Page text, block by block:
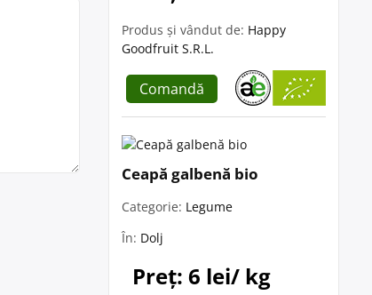
Produs și vândut de: Happy
Goodfruit S.R.L.
Comandă
Ceapă galbenă bio
Categorie: Legume
În: Dolj
Preț: 6 lei/ kg